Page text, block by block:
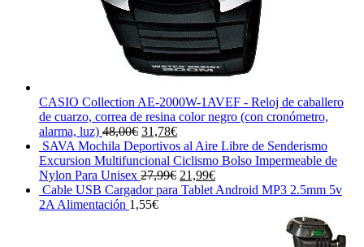
CASIO Collection AE-2000W-1AVEF - Reloj de caballero
de cuarzo, correa de resina color negro (con cronómetro,
alarma, luz) 48,00€ El
precio
original
era:
48,00€.
31,78€El
precio
actual
es:
31,78€.
SAVA Mochila Deportivos al Aire Libre de Senderismo
Excursion Multifuncional Ciclismo Bolso Impermeable de
Nylon Para Unisex 27,99€ El
precio
21,99€El
precio
Cable USB Cargador para Tablet Android MP3 2.5mm 5v
2A Alimentación 1,55€